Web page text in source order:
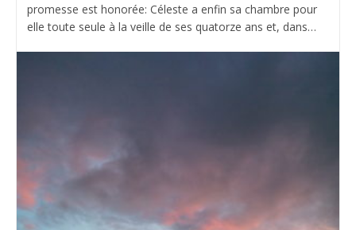
promesse est honorée: Céleste a enfin sa chambre pour
elle toute seule à la veille de ses quatorze ans et, dans…